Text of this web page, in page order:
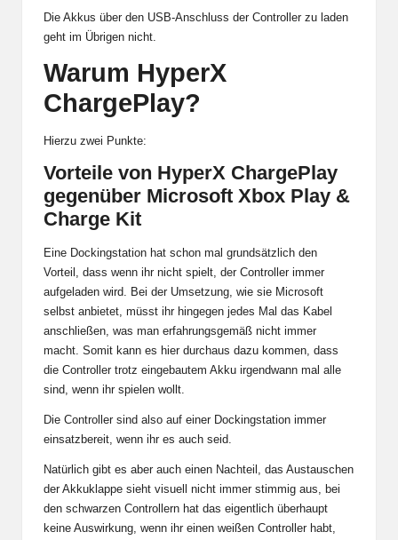
Die Akkus über den USB-Anschluss der Controller zu laden
geht im Übrigen nicht.
Warum HyperX
ChargePlay?
Hierzu zwei Punkte:
Vorteile von HyperX ChargePlay
gegenüber Microsoft Xbox Play &
Charge Kit
Eine Dockingstation hat schon mal grundsätzlich den
Vorteil, dass wenn ihr nicht spielt, der Controller immer
aufgeladen wird. Bei der Umsetzung, wie sie Microsoft
selbst anbietet, müsst ihr hingegen jedes Mal das Kabel
anschließen, was man erfahrungsgemäß nicht immer
macht. Somit kann es hier durchaus dazu kommen, dass
die Controller trotz eingebautem Akku irgendwann mal alle
sind, wenn ihr spielen wollt.
Die Controller sind also auf einer Dockingstation immer
einsatzbereit, wenn ihr es auch seid.
Natürlich gibt es aber auch einen Nachteil, das Austauschen
der Akkuklappe sieht visuell nicht immer stimmig aus, bei
den schwarzen Controllern hat das eigentlich überhaupt
keine Auswirkung, wenn ihr einen weißen Controller habt,